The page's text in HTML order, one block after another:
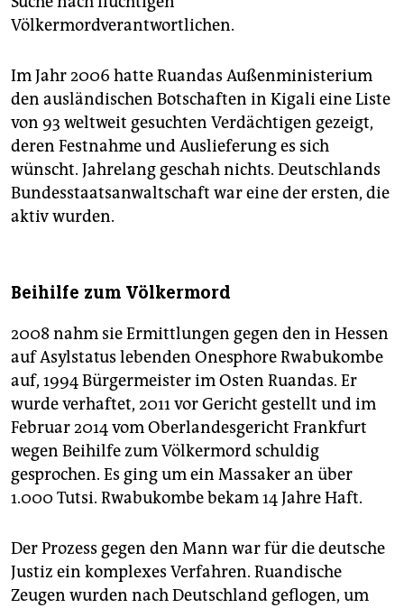
Völkermordverantwortlichen.
Im Jahr 2006 hatte Ruandas Außenministerium
den ausländischen Botschaften in Kigali eine Liste
von 93 weltweit gesuchten Verdächtigen gezeigt,
deren Festnahme und Auslieferung es sich
wünscht. Jahrelang geschah nichts. Deutschlands
Bundesstaatsanwaltschaft war eine der ersten, die
aktiv wurden.
Beihilfe zum Völkermord
2008 nahm sie Ermittlungen gegen den in Hessen
auf Asylstatus lebenden Onesphore Rwabukombe
auf, 1994 Bürgermeister im Osten Ruandas. Er
wurde verhaftet, 2011 vor Gericht gestellt und im
Februar 2014 vom Oberlandesgericht Frankfurt
wegen Beihilfe zum Völkermord schuldig
gesprochen. Es ging um ein Massaker an über
1.000 Tutsi. Rwabukombe bekam 14 Jahre Haft.
Der Prozess gegen den Mann war für die deutsche
Justiz ein komplexes Verfahren. Ruandische
Zeugen wurden nach Deutschland geflogen, um